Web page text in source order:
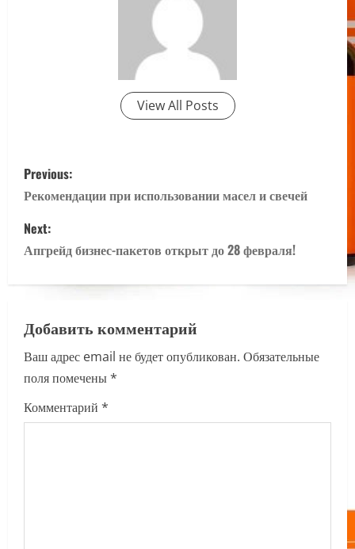
View All Posts
P
o
s
t
a
v
i
g
Previous:
Рекомендации при использовании масел и свечей
Next:
Апгрейд бизнес-пакетов открыт до 28 февраля!
Добавить комментарий
Ваш адрес email не будет опубликован. Обязательные
поля помечены*
Комментарий *